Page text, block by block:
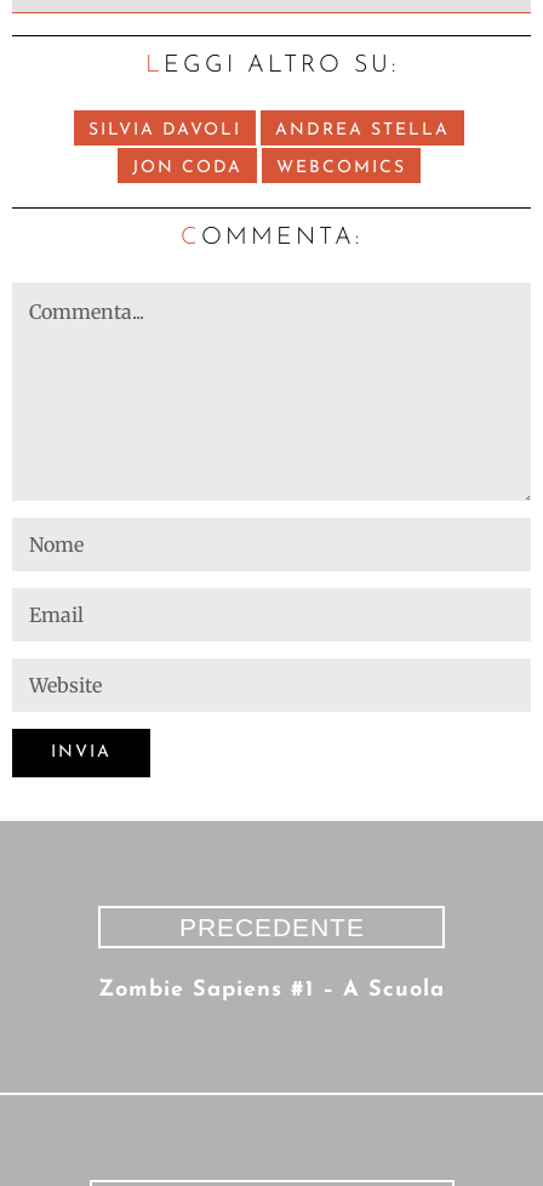
LEGGI ALTRO SU:
SILVIA DAVOLI ANDREA STELLA
JON CODA WEBCOMICS
C OMMENTA:
PRECEDENTE
Zombie Sapiens #1 – A Scuola